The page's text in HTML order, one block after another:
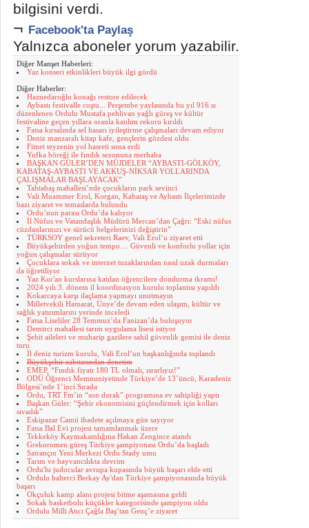
bilgisini verdi.
¬ Facebook'ta Paylaş
Yalnızca aboneler yorum yazabilir.
Diğer Manşet Haberleri:
Yaz konseri etkinlikleri büyük ilgi gördü
Diğer Haberler:
Haznedaroğlu konağı restore edilecek
Aybastı festivalle coştu... Perşembe yaylasında bu yıl 916.sı
düzenlenen Ordulu Mustafa pehlivan yağlı güreş ve kültür
festivaline geçen yıllara oranla katılım rekoru kırıldı
Fatsa kırsalında sel hasarı iyileştirme çalışmaları devam ediyor
Deniz manzaralı kitap kafe, gençlerin gözdesi oldu
Fitnet teyzenin yol hasreti sona erdi
Yufka böreği ile fındık sezonuna merhaba
BAŞKAN GÜLER’DEN MÜJDELER “AYBASTI-GÖLKÖY,
KABATAŞ-AYBASTI VE AKKUŞ-NİKSAR YOLLARINDA
ÇALIŞMALAR BAŞLAYACAK”
Tahtabaş mahallesi’nde çocukların park sevinci
Vali Muammer Erol, Korgan, Kabataş ve Aybastı İlçelerimizde
bazı ziyaret ve temaslarda bulundu
Ordu’nun parası Ordu’da kalıyor
İl Nüfus ve Vatandaşlık Müdürü Mercan’dan Çağrı: “Eski nüfus
cüzdanlarınızı ve sürücü belgelerinizi değiştirin”
TÜRKSOY genel sekreteri Raev, Vali Erol’u ziyaret etti
Büyükşehirden yoğun tempo.... Güvenli ve konforlu yollar için
yoğun çalışmalar sürüyor
Çocuklara sokak ve internet tuzaklarından nasıl uzak durmaları
da öğretiliyor
Yaz Kur'an kurslarına katılan öğrencilere dondurma ikramı!
2024 yılı 3. dönem il koordinasyon kurulu toplantısı yapıldı
Kokarcaya karşı ilaçlama yapmayı unutmayın
Milletvekili Hamarat, Ünye’de devam eden ulaşım, kültür ve
sağlık yatırımlarını yerinde inceledi
Fatsa Liseliler 28 Temmuz’da Fanizan’da buluşuyor
Demirci mahallesi tarım uygulama lisesi istiyor
Şehit aileleri ve muharip gazilere sahil güvenlik gemisi ile deniz
turu
İl deniz turizm kurulu, Vali Erol’un başkanlığında toplandı
Büyükşehir zabıtasından denetim
EMEP, “Fındık fiyatı 180 TL olmalı, ısrarlıyız!”
ODÜ Öğrenci Memnuniyetinde Türkiye’de 13’üncü, Karadeniz
Bölgesi’nde 1’inci Sırada
Ordu, TRT Fm’in “son durak” programına ev sahipliği yaptı
Başkan Güler: “Şehir ekonomisini güçlendirmek için kolları
sıvadık”
Eskipazar Camii ibadete açılmaya gün sayıyor
Fatsa Bal Evi projesi tamamlanmak üzere
Tekkeköy Kaymakamlığına Hakan Zengince atandı
Grekoromen güreş Türkiye şampiyonası Ordu’da başladı
Satrançın Yeni Merkezi Ordu Stady umu
Tarım ve hayvancılıkta devrim
Ordu'lu judocular avrupa kupasında büyük başarı elde etti
Ordulu halterci Berkay Ay'dan Türkiye şampiyonasında büyük
başarı
Okçuluk kamp alanı projesi bitme aşamasına geldi
Sokak basketbolu küçükler kategorisinde şampiyon oldu
Ordulu Milli Atıcı Çağla Baş’tan Genç’e ziyaret